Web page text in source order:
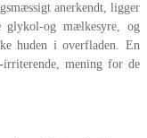
anerkendt, ligger
glykol-og mælkesyre, og
huden i overfladen. En
mening for de